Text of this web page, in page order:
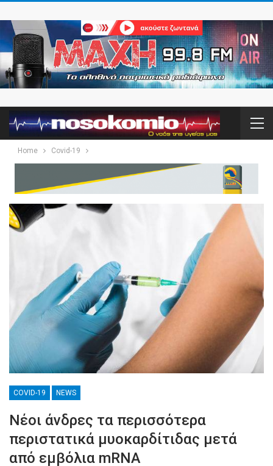
Home Covid-19
COVID-19 NEWS
Νέοι άνδρες τα περισσότερα
περιστατικά μυοκαρδίτιδας μετά
από εμβόλια mRNA